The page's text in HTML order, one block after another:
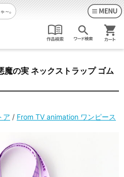
～。
魔の実 ネックストラップ ゴム
ア / From TV animation ワンピース